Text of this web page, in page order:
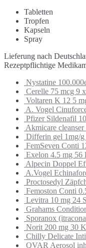
Tabletten
Tropfen
Kapseln
Spray
Lieferung nach
Rezeptpflichtige
Nystatine
Cerelle 75 mcg 9
Voltaren K 12 5
A. Vogel
Pfizer Sildenafil
Akmicare
Differin gel 1mg/g
FemSeven Conti
Exelon 4.5 mg 56
Alpecin Doppel
A.Vogel
Proctosedyl
Femoston Conti
Levitra 10 mg 24
Grahams
Sporanox
Norit 200 mg 30
Chilly Delicate
QVAR Aerosol